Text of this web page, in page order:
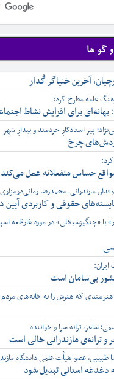
گو ها
آخرین خنیاگر گُدار
عامه مطرح کرد:
بهانه‌ای برای افزایش نشاط
پیر استادکارِ خردمند و بیدارِ شهر
چرخ
حساس منفعلانه عمل می‌کند
مازندرانی، محمدرضا زمانی‌درمزاری
حقوقی و کاربردی
با «چنگیزشیخلی» در مورد غارقلعه
بی‌سامان است
که هنرش را به خانه‌های
شاعر، ترانه سرا و خواننده
ترانه‌ی مازندرانی خالی است
طبیبی، عضو هیأت علمی دانشگاه
دغدغه استانی تبدیل شود